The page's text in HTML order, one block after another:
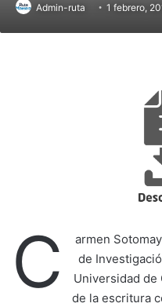
Admin-ruta 1 febrero,
C
armen
de
Universidad de
de la escritura